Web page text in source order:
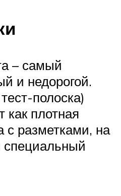
– самый
и недорогой.
полоска)
как плотная
с разметками, на
специальный